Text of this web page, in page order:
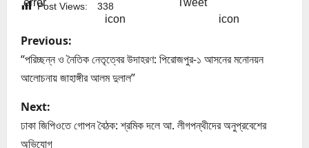
Post Views: 338
P
o
t
Previous:
“পরিচ্ছন্ন ও নৈতিক নেতৃত্বের উদাহরণ: পিরোজপুর-১ আসনের মনোনয়ন
আলোচনায় জাহাঙ্গীর আলম দুলাল”
Next:
ঢাকা জিপিওতে গোপন বৈঠক: শ্রমিক দলে আ. লীগপন্থীদের অনুপ্রবেশের
অভিযোগ